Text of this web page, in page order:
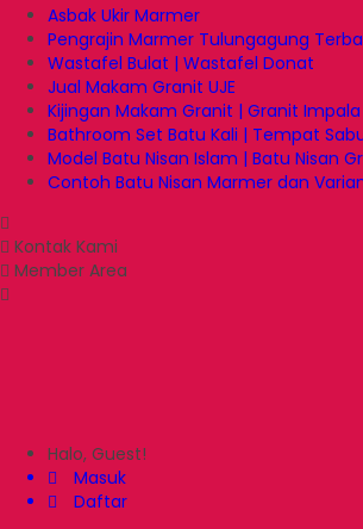
Asbak Ukir Marmer
Pengrajin Marmer Tulungagung
Wastafel Bulat | Wastafel Donat
Jual Makam Granit UJE
Kijingan Makam Granit | Granit
Bathroom Set Batu Kali | Tempat
Model Batu Nisan Islam | Batu Nisan
Contoh Batu Nisan Marmer dan
Kontak Kami
Member Area
Halo, Guest!
Masuk
Daftar